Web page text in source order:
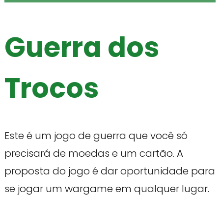
Guerra dos
Trocos
Este é um jogo de guerra que você só
precisará de moedas e um cartão. A
proposta do jogo é dar oportunidade para
se jogar um wargame em qualquer lugar.